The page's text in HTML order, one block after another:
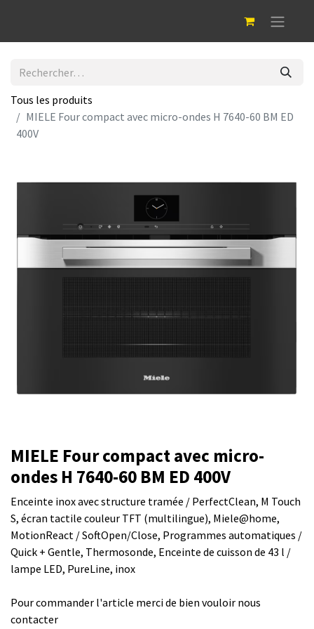
Tous les produits
MIELE Four compact avec micro-ondes H 7640-60 BM ED
400V
MIELE Four compact avec micro-
ondes H 7640-60 BM ED 400V
Enceinte inox avec structure tramée / PerfectClean, M Touch
S, écran tactile couleur TFT (multilingue), Miele@home,
MotionReact / SoftOpen/Close, Programmes automatiques /
Quick + Gentle, Thermosonde, Enceinte de cuisson de 43 l /
lampe LED, PureLine, inox
Pour commander l'article merci de bien vouloir nous
contacter